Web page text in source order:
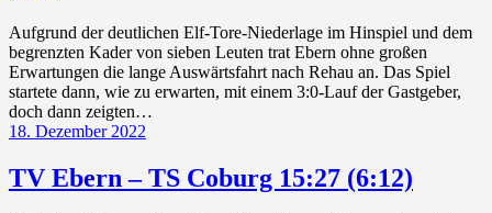
Aufgrund der deutlichen Elf-Tore-Niederlage im Hinspiel und dem
begrenzten Kader von sieben Leuten trat Ebern ohne großen
Erwartungen die lange Auswärtsfahrt nach Rehau an. Das Spiel
startete dann, wie zu erwarten, mit einem 3:0-Lauf der Gastgeber,
doch dann zeigten…
18. Dezember 2022
TV Ebern – TS Coburg 15:27 (6:12)